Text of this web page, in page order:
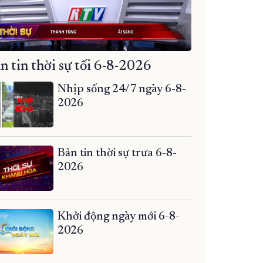
tin thời sự tối 6-8-2026
Nhịp sống 24/7 ngày 6-8-
2026
Bản tin thời sự trưa 6-8-
2026
Khởi động ngày mới 6-8-
2026